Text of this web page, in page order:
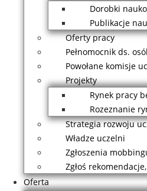
Dorobki
Publikacje
Oferty pracy
Pełnomocnik ds.
Powołane komisje
Projekty
Rynek pracy
Rozeznanie
Strategia rozwoju
Władze uczelni
Zgłoszenia
Zgłoś
Oferta